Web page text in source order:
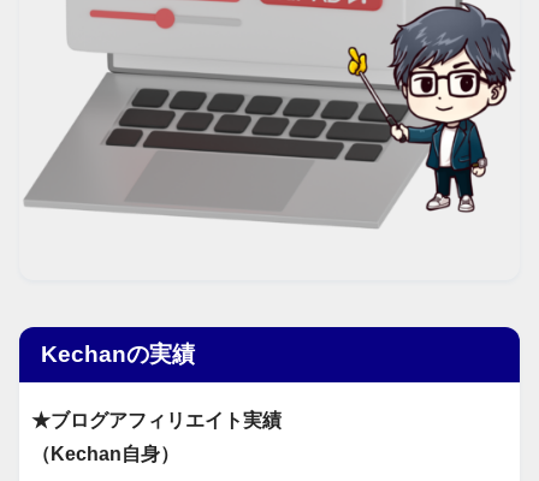
Kechanの実績
★ブログアフィリエイト実績
（Kechan自身）